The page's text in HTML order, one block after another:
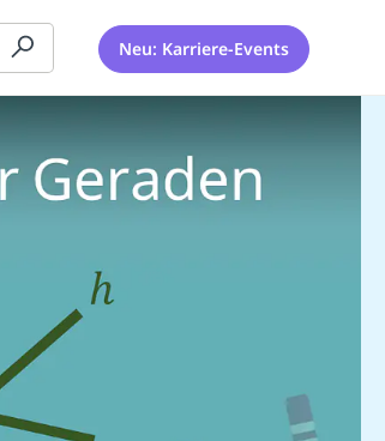
Neu: Karriere-Events